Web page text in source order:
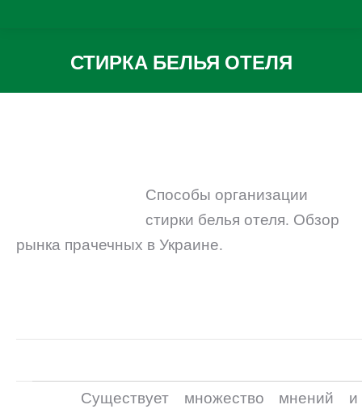
СТИРКА БЕЛЬЯ ОТЕЛЯ
Вы здесь:
Способы организации
стирки белья отеля. Обзор
рынка прачечных в Украине.
Существует множество мнений и